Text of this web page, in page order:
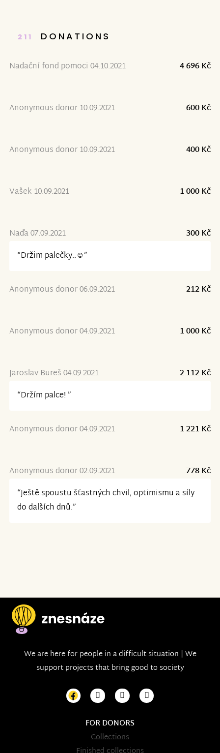
211 DONATIONS
Nadační fond pomoci 04.10.2021 4 696 Kč
Anonymous donor 10.09.2021 600 Kč
Anonymous donor 10.09.2021 400 Kč
Vašek 10.09.2021 1 000 Kč
Naďa 07.09.2021
300 Kč
“Držim palečky..☺️”
Anonymous donor 06.09.2021 212 Kč
Anonymous donor 04.09.2021 1 000 Kč
Jaroslav Bureš 04.09.2021
2 112 Kč
“Držím palce! ”
Anonymous donor 04.09.2021 1 221 Kč
Anonymous donor 02.09.2021
778 Kč
“Ještě spoustu šťastných chvil, optimismu a síly
do dalších dnů.”
We are here for people in a difficult situation | We
support projects that bring good to society
FOR DONORS
Collections